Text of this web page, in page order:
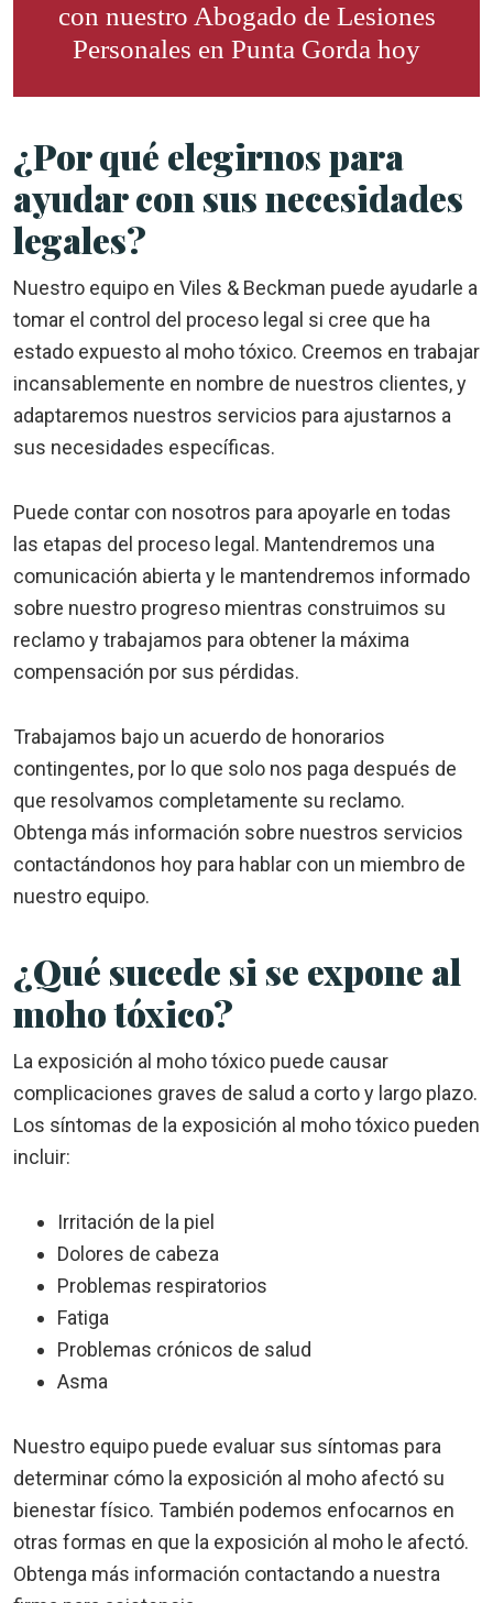
con nuestro Abogado de Lesiones
Personales en Punta Gorda hoy
¿Por qué elegirnos para
ayudar con sus necesidades
legales?
Nuestro equipo en Viles & Beckman puede ayudarle a
tomar el control del proceso legal si cree que ha
estado expuesto al moho tóxico. Creemos en trabajar
incansablemente en nombre de nuestros clientes, y
adaptaremos nuestros servicios para ajustarnos a
sus necesidades específicas.
Puede contar con nosotros para apoyarle en todas
las etapas del proceso legal. Mantendremos una
comunicación abierta y le mantendremos informado
sobre nuestro progreso mientras construimos su
reclamo y trabajamos para obtener la máxima
compensación por sus pérdidas.
Trabajamos bajo un acuerdo de honorarios
contingentes, por lo que solo nos paga después de
que resolvamos completamente su reclamo.
Obtenga más información sobre nuestros servicios
contactándonos hoy para hablar con un miembro de
nuestro equipo.
¿Qué sucede si se expone al
moho tóxico?
La exposición al moho tóxico puede causar
complicaciones graves de salud a corto y largo plazo.
Los síntomas de la exposición al moho tóxico pueden
incluir:
Irritación de la piel
Dolores de cabeza
Problemas respiratorios
Fatiga
Problemas crónicos de salud
Asma
Nuestro equipo puede evaluar sus síntomas para
determinar cómo la exposición al moho afectó su
bienestar físico. También podemos enfocarnos en
otras formas en que la exposición al moho le afectó.
Obtenga más información contactando a nuestra